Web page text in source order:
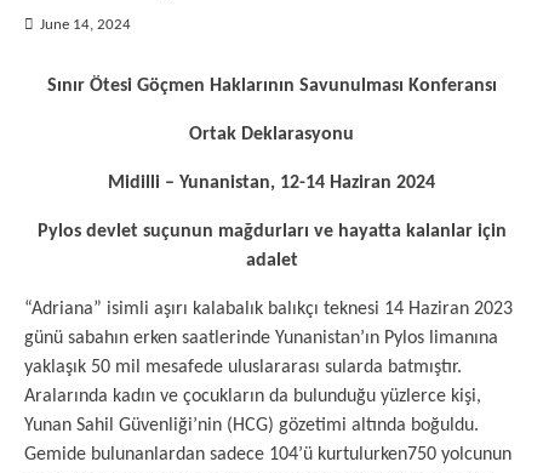
June 14, 2024
Sınır Ötesi Göçmen Haklarının Savunulması Konferansı
Ortak Deklarasyonu
Midilli – Yunanistan, 12-14 Haziran 2024
Pylos devlet suçunun mağdurları ve hayatta kalanlar için
adalet
“Adriana” isimli aşırı kalabalık balıkçı teknesi 14 Haziran 2023
günü sabahın erken saatlerinde Yunanistan’ın Pylos limanına
yaklaşık 50 mil mesafede uluslararası sularda batmıştır.
Aralarında kadın ve çocukların da bulunduğu yüzlerce kişi,
Yunan Sahil Güvenliği’nin (HCG) gözetimi altında boğuldu.
Gemide bulunanlardan sadece 104’ü kurtulurken750 yolcunun